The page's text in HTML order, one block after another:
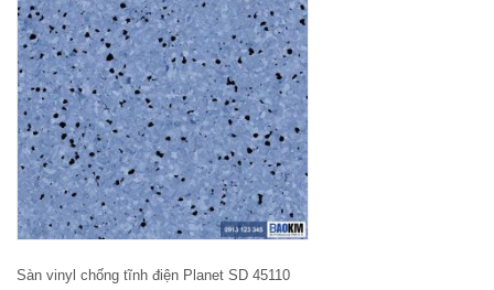
Sàn vinyl chống tĩnh điện Planet SD 45110